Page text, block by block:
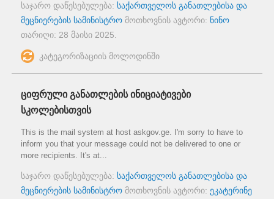
საჯარო დაწესებულება: საქართველოს განათლებისა და
მეცნიერების სამინისტრო მოთხოვნის ავტორი: ნინო
თარიღი: 28 მაისი 2025.
კატეგორიზაციის მოლოდინში
ციფრული განათლების ინიციატივები
სკოლებისთვის
This is the mail system at host askgov.ge. I'm sorry to have to
inform you that your message could not be delivered to one or
more recipients. It's at...
საჯარო დაწესებულება: საქართველოს განათლებისა და
მეცნიერების სამინისტრო მოთხოვნის ავტორი: ეკატერინე